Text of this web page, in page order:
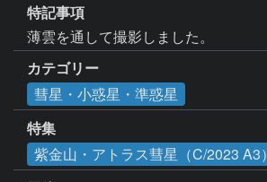
特記事項
薄雲を通して撮影しました。
カテゴリー
彗星・小惑星・準惑星
特集
紫金山・アトラス彗星（C/2023 A3）